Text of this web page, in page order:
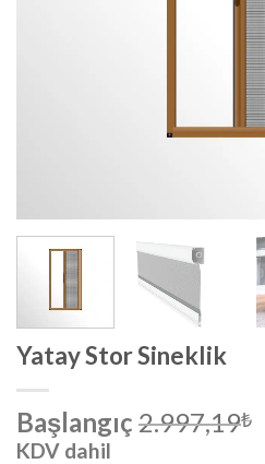
Yatay Stor Sineklik
Başlangıç 2.997,19₺
KDV dahil